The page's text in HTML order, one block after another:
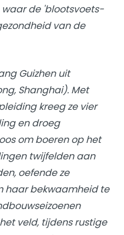
de 'blootsvoets-
van de
Guizhen uit
Shanghai). Met
kreeg ze vier
en droeg
om boeren op het
twijfelden aan
oefende ze
haar bekwaamheid te
veld, tijdens rustige